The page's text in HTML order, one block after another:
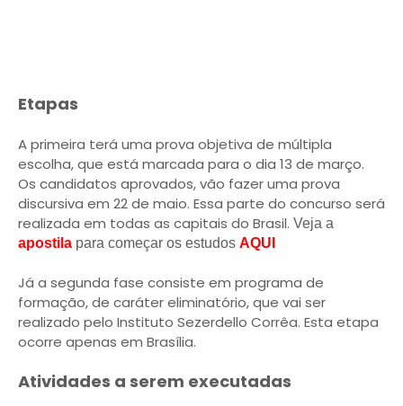
Etapas
A primeira terá uma prova objetiva de múltipla
escolha, que está marcada para o dia 13 de março.
Os candidatos aprovados, vão fazer uma prova
discursiva em 22 de maio. Essa parte do concurso será
realizada em todas as capitais do Brasil. Veja a
apostila para começar os estudos AQUI
Já a segunda fase consiste em programa de
formação, de caráter eliminatório, que vai ser
realizado pelo Instituto Sezerdello Corrêa. Esta etapa
ocorre apenas em Brasília.
Atividades a serem executadas